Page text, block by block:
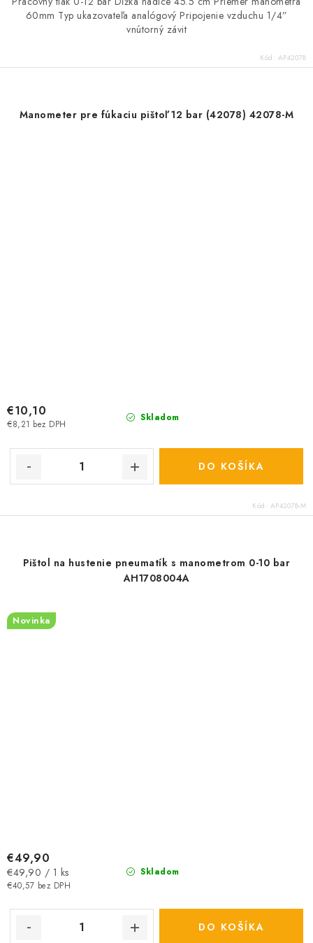
60mm Typ ukazovateľa analógový Pripojenie vzduchu 1/4”
vnútorný závit
Kód: AP42078
Manometer pre fúkaciu pištoľ 12 bar (42078) 42078-M
Skladom
€8,21 bez DPH
€10,10
DO KOŠÍKA
Kód: AP42078-M
Pištol na hustenie pneumatík s manometrom 0-10 bar
AH1708004A
Novinka
Skladom
€40,57 bez DPH
€49,90
Jednotková
cena:
€49,90 / 1 ks
DO KOŠÍKA